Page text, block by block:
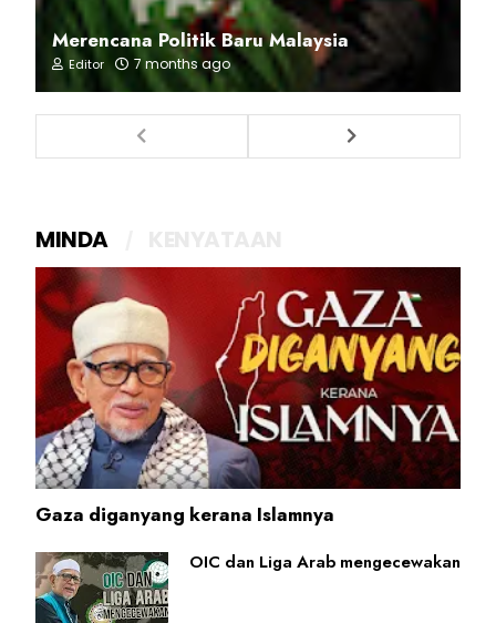
Merencana Politik Baru Malaysia
Editor 7 months ago
MINDA
Gaza diganyang kerana Islamnya
OIC dan Liga Arab mengecewakan